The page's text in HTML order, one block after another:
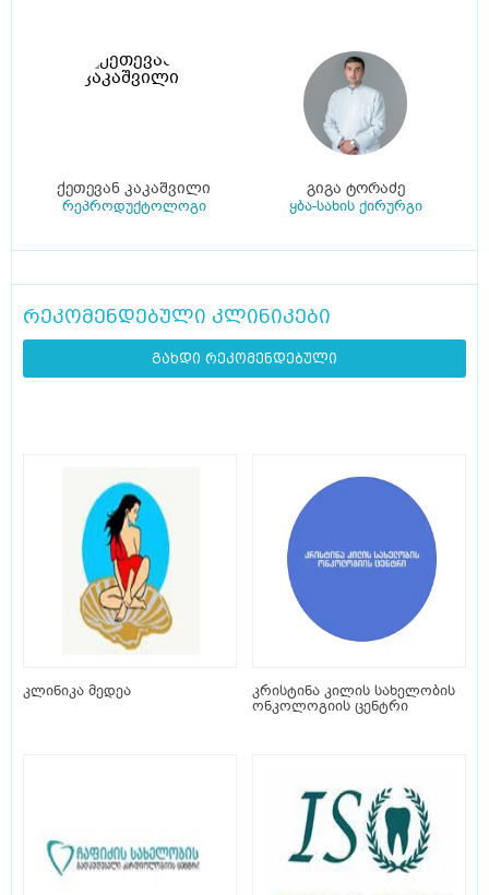
ქეთევან კაკაშვილი
რეპროდუქტოლოგი
გიგა ტორაძე
ყბა-სახის ქირურგი
რეკომენდებული კლინიკები
გახდი რეკომენდებული
კლინიკა მედეა
კრისტინა კილის სახელობის
ონკოლოგიის ცენტრი